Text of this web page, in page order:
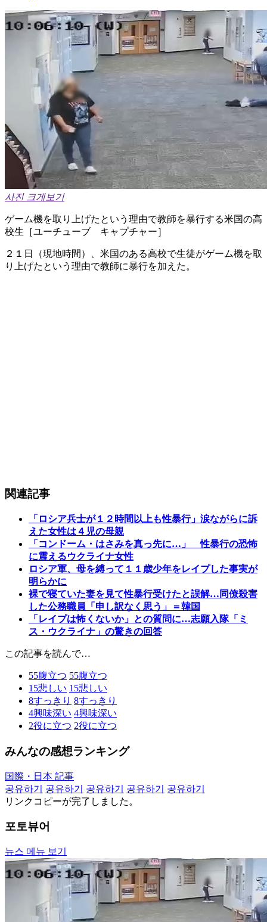
사진 크게보기
ゲーム機を取り上げたという理由で教師を暴行する米国の高
校生［ユーチューブ キャプチャー］
２１日（現地時間）、米国のある高校で生徒がゲーム機を取
り上げたという理由で教師に暴行を加えた。
関連記事
「ロシア兵士が１２時間以上も性暴行」涙ながらに訴
えた女性は４児の母親
「コンドーム・はさみを真っ先に…」 性暴行の恐怖
に震えるウクライナ女性
ロシア軍、母を縛って１１歳少年をレイプした事実が
明らかに
裸で寝ていた妻を見て性暴行受けたと誤解…同僚殺害
した公務職員「申し訳なく思う」＝韓国
「レイプは怖くないか」との質問に…志願入隊「ミ
ス・ウクライナ」の驚きの回答
この記事を読んで…
55腹立つ 55腹立つ
15悲しい 15悲しい
8すっきり 8すっきり
4興味深い 4興味深い
2役に立つ 2役に立つ
みんなの感想ランキング
国際・日本 記事
공유하기
공유하기 공유하기 공유하기
공유하기
リンクコピーが完了しました。
포토뷰어
뉴스 메뉴 보기